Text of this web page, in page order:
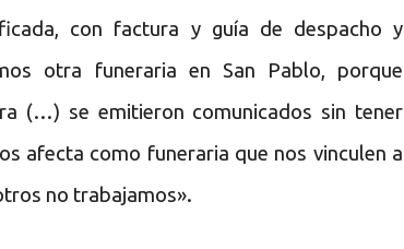
con factura y guía de despacho y
otra funeraria en San Pablo, porque
(…) se emitieron comunicados sin tener
afecta como funeraria que nos vinculen a
no trabajamos».